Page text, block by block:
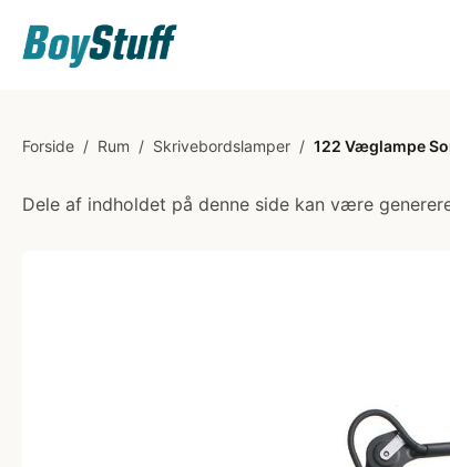
Forside / Rum / Skrivebordslamper / 122 Væglampe
Dele af indholdet på denne side kan være